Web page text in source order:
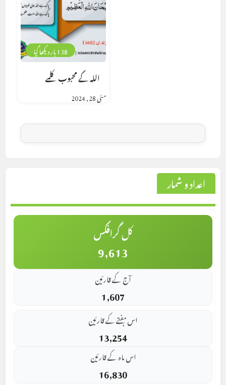
138 بار دیکھا گیا
اللہ کے محبوب کلمے
مئی 28, 2024
اعداد و شمار
کل گرافکس
9,613
آج کے قارئین
1,607
اس ہفتے کے قارئین
13,254
اس ماہ کے قارئین
16,830